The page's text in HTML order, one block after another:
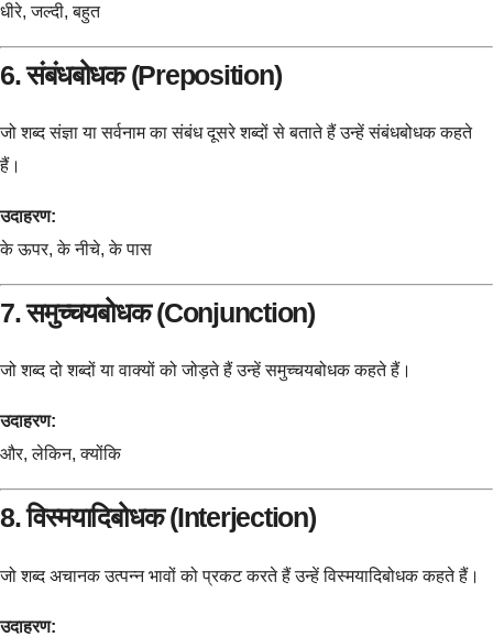
धीरे, जल्दी, बहुत
6. संबंधबोधक (Preposition)
जो शब्द संज्ञा या सर्वनाम का संबंध दूसरे शब्दों से बताते हैं उन्हें संबंधबोधक कहते
हैं।
उदाहरण:
के ऊपर, के नीचे, के पास
7. समुच्चयबोधक (Conjunction)
जो शब्द दो शब्दों या वाक्यों को जोड़ते हैं उन्हें समुच्चयबोधक कहते हैं।
उदाहरण:
और, लेकिन, क्योंकि
8. विस्मयादिबोधक (Interjection)
जो शब्द अचानक उत्पन्न भावों को प्रकट करते हैं उन्हें विस्मयादिबोधक कहते हैं।
उदाहरण: